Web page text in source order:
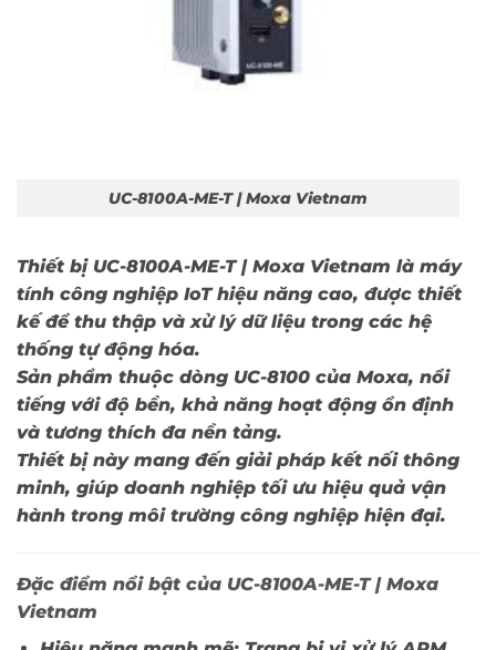
UC-8100A-ME-T | Moxa Vietnam
Thiết bị UC-8100A-ME-T | Moxa Vietnam là máy
tính công nghiệp IoT hiệu năng cao, được thiết
kế để thu thập và xử lý dữ liệu trong các hệ
thống tự động hóa.
Sản phẩm thuộc dòng UC-8100 của Moxa, nổi
tiếng với độ bền, khả năng hoạt động ổn định
và tương thích đa nền tảng.
Thiết bị này mang đến giải pháp kết nối thông
minh, giúp doanh nghiệp tối ưu hiệu quả vận
hành trong môi trường công nghiệp hiện đại.
Đặc điểm nổi bật của UC-8100A-ME-T | Moxa
Vietnam